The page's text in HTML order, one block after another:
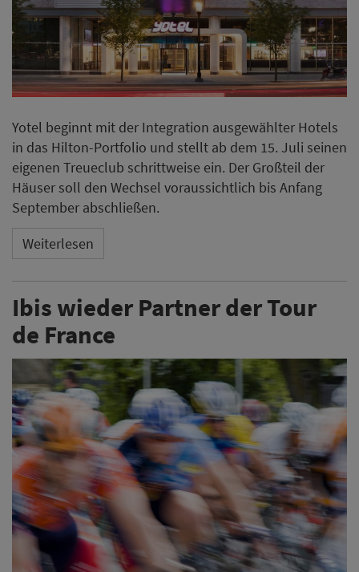
Yotel beginnt mit der Integration ausgewählter Hotels
in das Hilton-Portfolio und stellt ab dem 15. Juli seinen
eigenen Treueclub schrittweise ein. Der Großteil der
Häuser soll den Wechsel voraussichtlich bis Anfang
September abschließen.
Weiterlesen
Ibis wieder Partner der Tour
de France